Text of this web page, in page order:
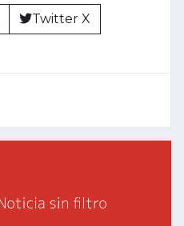
Twitter X